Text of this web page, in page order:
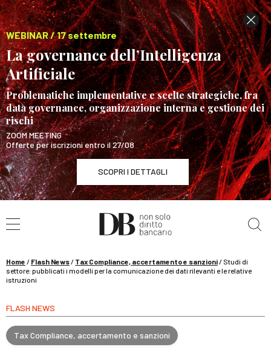
WEBINAR / 17 settembre
La governance dell’Intelligenza
Artificiale
Problematiche implementative e scelte strategiche, fra
data governance, organizzazione interna e gestione dei
rischi
ZOOM MEETING
Offerte per iscrizioni entro il 27/08
SCOPRI I DETTAGLI
WEBINAR / 17 settembre
La governance dell’Intelligenza Artificiale
Home / Flash News/ Tax Compliance, accertamento e sanzioni/ Studi di
settore: pubblicati i modelli per la comunicazione dei dati rilevanti e le relative
istruzioni
FLASH NEWS
Tax Compliance, accertamento e sanzioni